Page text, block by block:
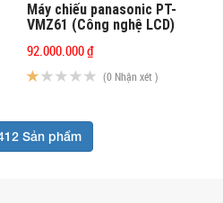
Máy chiếu panasonic PT-
VMZ61 (Công nghệ LCD)
92.000.000 ₫
(0 Nhận xét )
Sản phẩm